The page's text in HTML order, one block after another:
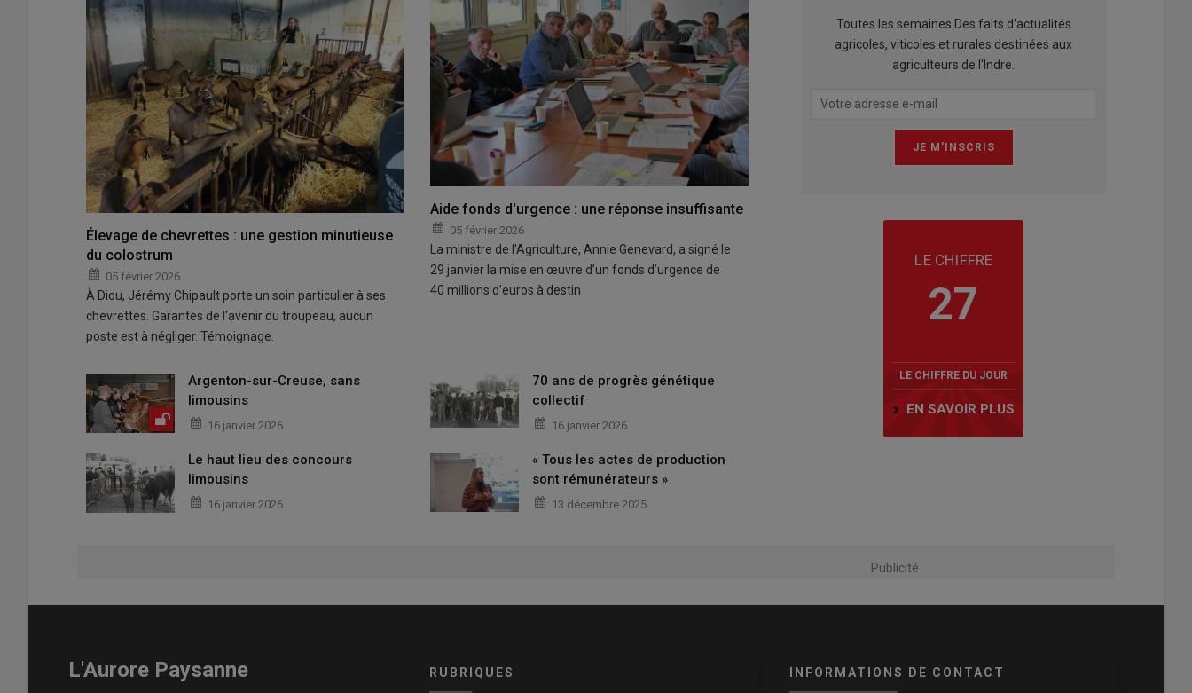
Élevage de chevrettes : une gestion minutieuse
du colostrum
05 février 2026
À Diou, Jérémy Chipault porte un soin particulier à ses
chevrettes. Garantes de l'avenir du troupeau, aucun
poste est à négliger. Témoignage.
Aide fonds d'urgence : une réponse insuffisante
05 février 2026
La ministre de l'Agriculture, Annie Genevard, a signé le
29 janvier la mise en œuvre d’un fonds d’urgence de
40 millions d’euros à destin
Argenton-sur-Creuse, sans
limousins
16 janvier 2026
70 ans de progrès génétique
collectif
16 janvier 2026
Le haut lieu des concours
limousins
16 janvier 2026
« Tous les actes de production
sont rémunérateurs »
13 décembre 2025
Toutes les semaines Des faits d'actualités
agricoles, viticoles et rurales destinées aux
agriculteurs de l'Indre.
LE CHIFFRE
27
LE CHIFFRE DU JOUR
EN SAVOIR PLUS
Publicité
L'Aurore Paysanne RUBRIQUES INFORMATIONS DE CONTACT